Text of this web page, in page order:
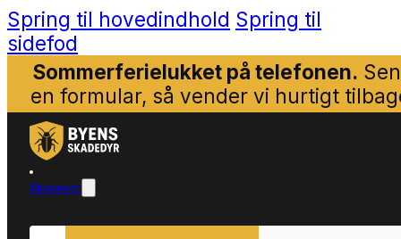
Spring til hovedindhold Spring til
sidefod
Sommerferielukket på telefonen.
en formular, så vender vi hurtigt
Skadedyr